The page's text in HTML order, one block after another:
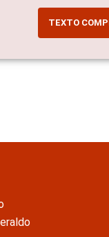
TEXTO